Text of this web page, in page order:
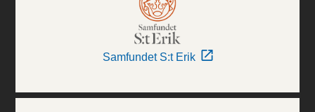
Samfundet S:t Erik